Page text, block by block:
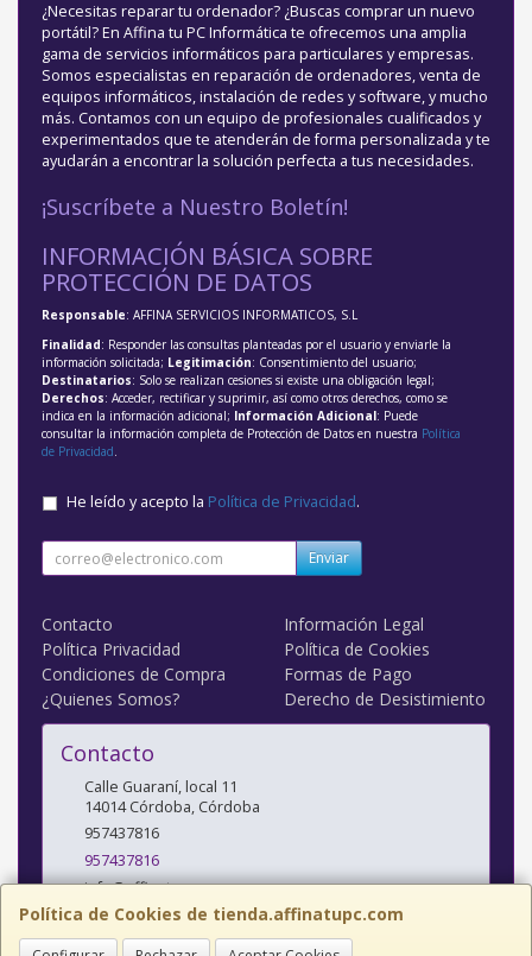
Política de Cookies de tienda.affinatupc.com
¿Necesitas reparar tu ordenador? ¿Buscas comprar un nuevo
portátil? En Affina tu PC Informática te ofrecemos una amplia
gama de servicios informáticos para particulares y empresas.
Somos especialistas en reparación de ordenadores, venta de
equipos informáticos, instalación de redes y software, y mucho
más. Contamos con un equipo de profesionales cualificados y
experimentados que te atenderán de forma personalizada y te
ayudarán a encontrar la solución perfecta a tus necesidades.
¡Suscríbete a Nuestro Boletín!
INFORMACIÓN BÁSICA SOBRE
PROTECCIÓN DE DATOS
Responsable: AFFINA SERVICIOS INFORMATICOS, S.L
Finalidad: Responder las consultas planteadas por el usuario y enviarle la
información solicitada; Legitimación: Consentimiento del usuario;
Destinatarios: Solo se realizan cesiones si existe una obligación legal;
Derechos: Acceder, rectificar y suprimir, así como otros derechos, como se
indica en la información adicional; Información Adicional: Puede
consultar la información completa de Protección de Datos en nuestra Política
de Privacidad.
He leído y acepto la Política de Privacidad.
Enviar
Contacto
Información Legal
Política Privacidad
Política de Cookies
Condiciones de Compra
Formas de Pago
¿Quienes Somos?
Derecho de Desistimiento
Contacto
Calle Guaraní, local 11
14014 Córdoba, Córdoba
957437816
957437816
info@affinatupc.com